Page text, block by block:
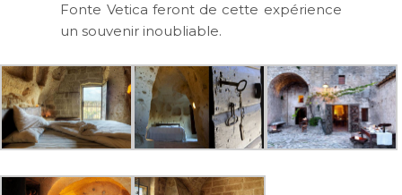
Fonte Vetica feront de cette expérience
un souvenir inoubliable.